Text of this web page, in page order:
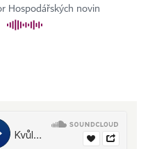
Hospodářských novin